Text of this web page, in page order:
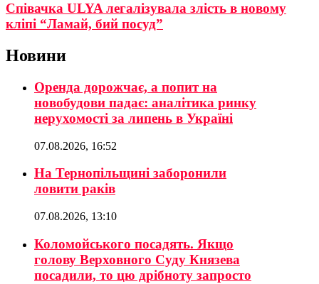
Співачка ULYA легалізувала злість в новому
кліпі “Ламай, бий посуд”
Новини
Оренда дорожчає, а попит на
новобудови падає: аналітика ринку
нерухомості за липень в Україні
07.08.2026, 16:52
На Тернопільщині заборонили
ловити раків
07.08.2026, 13:10
Коломойського посадять. Якщо
голову Верховного Суду Князева
посадили, то цю дрібноту запросто